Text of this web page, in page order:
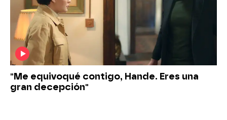
"Me equivoqué contigo, Hande. Eres una
gran decepción"